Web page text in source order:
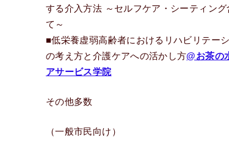
する介入方法 ～セルフケア・シーティング
て～
■低栄養虚弱高齢者におけるリハビリテー
の考え方と介護ケアへの活かし方@お茶の
アサービス学院
その他多数
（一般市民向け）